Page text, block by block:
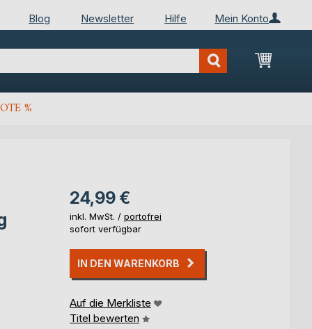
Mein Konto
Blog Newsletter Hilfe
Mein
%
24,99 €
inkl. MwSt. / portofrei
sofort verfügbar
IN DEN WARENKORB
Auf die Merkliste
Titel bewerten